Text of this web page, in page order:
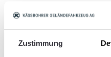
Zustimmung